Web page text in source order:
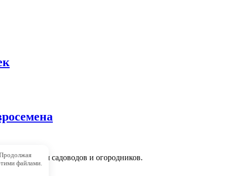
для садоводов и огородников.
файлами.